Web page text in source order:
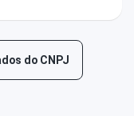
do CNPJ